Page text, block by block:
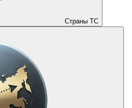
Страны ТС